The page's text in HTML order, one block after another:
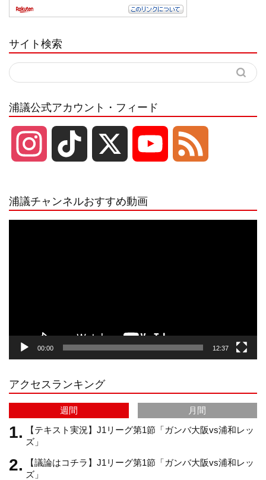
サイト検索
浦議公式アカウント・フィード
r
a
m
e
C
h
a
浦議チャンネルおすすめ動画
00:00 12:37
アクセスランキング
週間
月間
【テキスト実況】J1リーグ第1節「ガンバ大阪vs浦和レッ
ズ」
【議論はコチラ】J1リーグ第1節「ガンバ大阪vs浦和レッ
ズ」